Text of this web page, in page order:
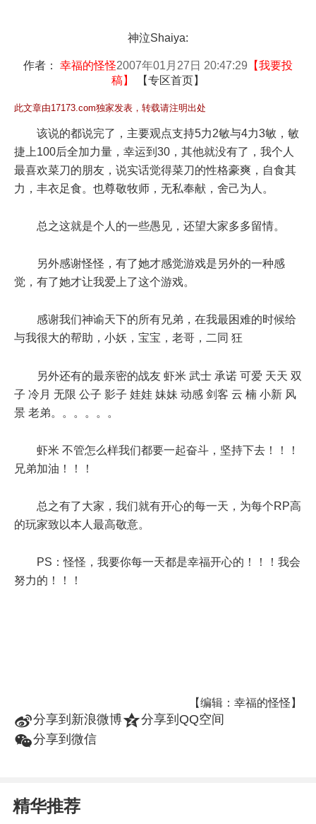
神泣Shaiya:
作者： 幸福的怪怪2007年01月27日 20:47:29 【我要投
稿】 【专区首页】
此文章由17173.com独家发表，转载请注明出处
该说的都说完了，主要观点支持5力2敏与4力3敏，敏
捷上100后全加力量，幸运到30，其他就没有了，我个人
最喜欢菜刀的朋友，说实话觉得菜刀的性格豪爽，自食其
力，丰衣足食。也尊敬牧师，无私奉献，舍己为人。
总之这就是个人的一些愚见，还望大家多多留情。
另外感谢怪怪，有了她才感觉游戏是另外的一种感
觉，有了她才让我爱上了这个游戏。
感谢我们神谕天下的所有兄弟，在我最困难的时候给
与我很大的帮助，小妖，宝宝，老哥，二同 狂
另外还有的最亲密的战友 虾米 武士 承诺 可爱 天天 双
子 冷月 无限 公子 影子 娃娃 妹妹 动感 剑客 云 楠 小新 风
景 老弟。。。。。。
虾米 不管怎么样我们都要一起奋斗，坚持下去！！！
兄弟加油！！！
总之有了大家，我们就有开心的每一天，为每个RP高
的玩家致以本人最高敬意。
PS：怪怪，我要你每一天都是幸福开心的！！！我会
努力的！！！
【编辑：幸福的怪怪】
t分享到新浪微博z分享到QQ空间
w分享到微信
精华推荐